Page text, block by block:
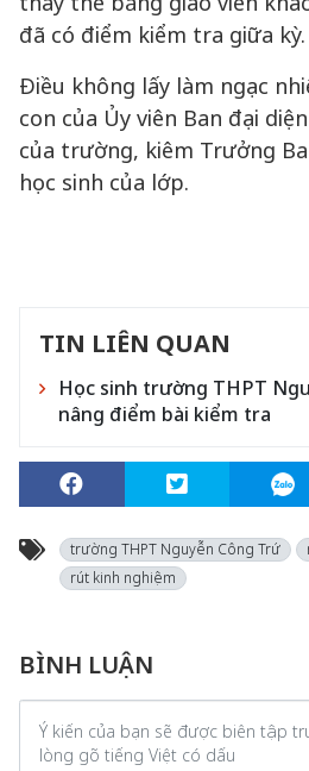
đã có điểm kiểm tra giữa kỳ.
Điều không lấy làm ngạc
con của Ủy viên Ban đại
của trường, kiêm Trưởng
học sinh của lớp.
TIN LIÊN QUAN
Học sinh trường THPT
nâng điểm bài kiểm tra
trường THPT Nguyễn Công Trứ
rút kinh nghiệm
BÌNH LUẬN